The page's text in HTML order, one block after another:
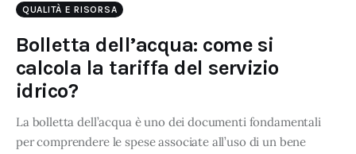
QUALITÀ E RISORSA
Bolletta dell’acqua: come si
calcola la tariffa del servizio
idrico?
La bolletta dell’acqua è uno dei documenti fondamentali
per comprendere le spese associate all’uso di un bene